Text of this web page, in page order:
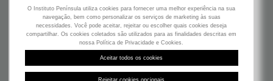
O Instituto Península utiliza cookies para fornecer uma melhor experiência na sua
navegação, bem como personalizar os serviços de marketing às suas
necessidades. Você pode aceitar, rejeitar ou escolher quais cookies deseja
compartilhar. Os cookies coletados são utilizados para as finalidades descritas em
nossa Política de Privacidade e Cookies.
Aceitar todos os cookies
Rejeitar cookies opcionais
Av. Brigadeiro Faria Lima, 2277
19º Andar - Jardim Paulistano